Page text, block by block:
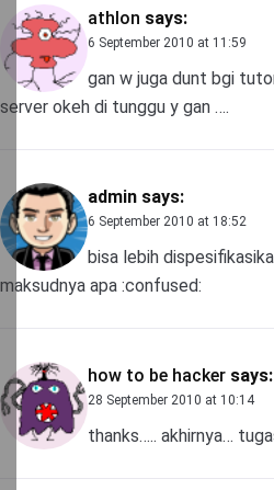
athlon says:
6 September 2010 at 11:59
gan w juga dunt bgi
server okeh di tunggu y gan ….
admin says:
6 September 2010 at 18:52
bisa lebih
maksudnya apa :confused:
how to be hacker says:
28 September 2010 at 10:14
thanks….. akhirnya…